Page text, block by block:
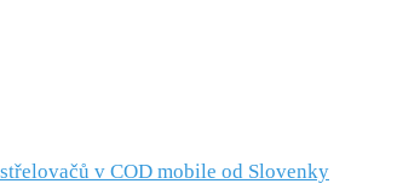
v COD mobile od Slovenky